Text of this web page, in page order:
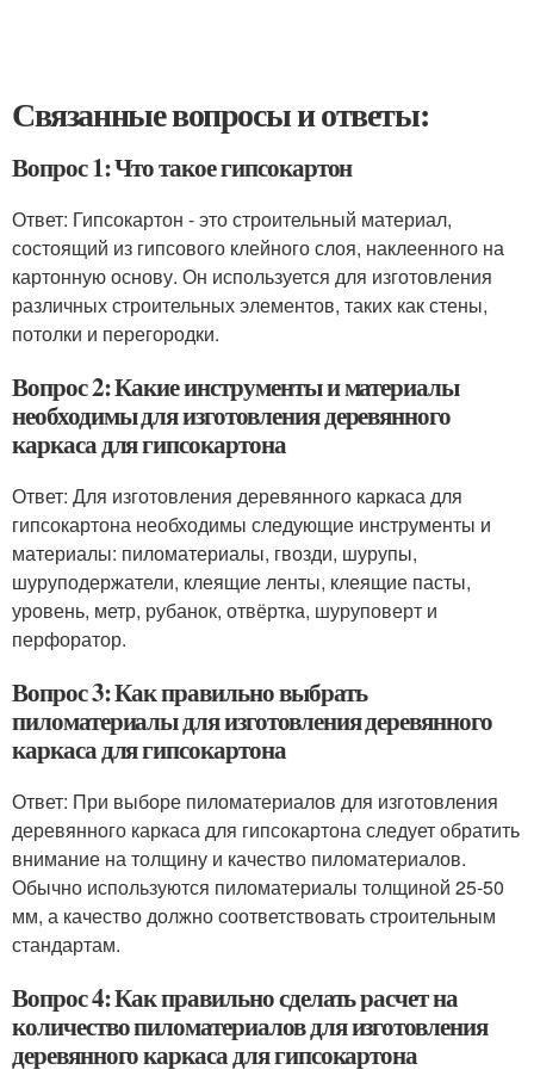
Связанные вопросы и ответы:
Вопрос 1: Что такое гипсокартон
Ответ: Гипсокартон - это строительный материал,
состоящий из гипсового клейного слоя, наклеенного на
картонную основу. Он используется для изготовления
различных строительных элементов, таких как стены,
потолки и перегородки.
Вопрос 2: Какие инструменты и материалы
необходимы для изготовления деревянного
каркаса для гипсокартона
Ответ: Для изготовления деревянного каркаса для
гипсокартона необходимы следующие инструменты и
материалы: пиломатериалы, гвозди, шурупы,
шуруподержатели, клеящие ленты, клеящие пасты,
уровень, метр, рубанок, отвёртка, шуруповерт и
перфоратор.
Вопрос 3: Как правильно выбрать
пиломатериалы для изготовления деревянного
каркаса для гипсокартона
Ответ: При выборе пиломатериалов для изготовления
деревянного каркаса для гипсокартона следует обратить
внимание на толщину и качество пиломатериалов.
Обычно используются пиломатериалы толщиной 25-50
мм, а качество должно соответствовать строительным
стандартам.
Вопрос 4: Как правильно сделать расчет на
количество пиломатериалов для изготовления
деревянного каркаса для гипсокартона